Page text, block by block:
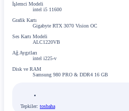
İşlemci Modeli
intel i5 11600
Grafik Kartı
Gigabyte RTX 3070 Vision OC
Ses Kartı Modeli
ALC1220VB
Ağ Aygıtları
intel i225-v
Disk ve RAM
Samsung 980 PRO & DDR4 16 GB
Tepkiler: tosbaha